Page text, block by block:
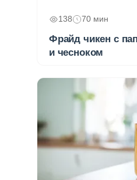
138 70 мин
Фрайд чикен с
и чесноком